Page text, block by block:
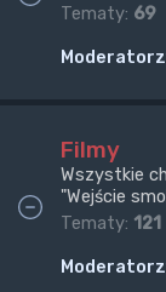
Tematy: 69
Filmy
Wszystkie
"Wejście
Tematy: 121